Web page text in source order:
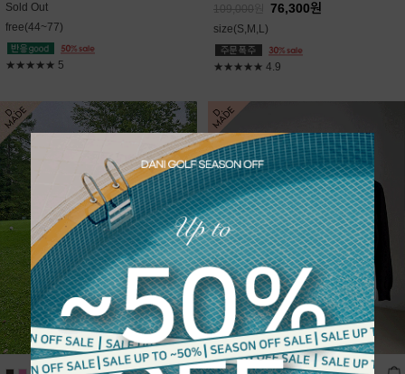
Sold Out
free(44~77)
★★★★★ 5
109,000 76,300원
size(S,M,L)
★★★★★ 4.9